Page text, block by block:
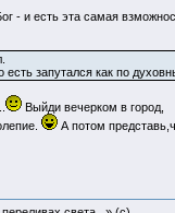
- и есть эта самая
есть запутался как по
Выйди вечерком в город,
А потом